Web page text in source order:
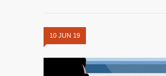
10 JUN 19